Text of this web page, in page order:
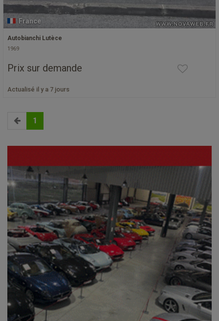
France
Autobianchi Lutèce
1969
Prix sur demande
Actualisé il y a 7 jours
1